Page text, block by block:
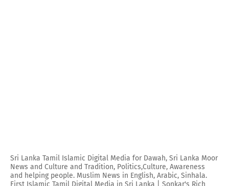
Sri Lanka Tamil Islamic Digital Media for Dawah, Sri Lanka Moor
News and Culture and Tradition, Politics,Culture, Awareness
and helping people. Muslim News in English, Arabic, Sinhala.
First Islamic Tamil Digital Media in Sri Lanka | Sonkar's Rich